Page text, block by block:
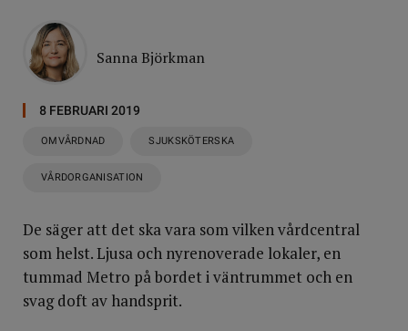
Sanna Björkman
8 FEBRUARI 2019
OMVÅRDNAD SJUKSKÖTERSKA
VÅRDORGANISATION
De säger att det ska vara som vilken vårdcentral
som helst. Ljusa och nyrenoverade lokaler, en
tummad Metro på bordet i väntrummet och en
svag doft av handsprit.